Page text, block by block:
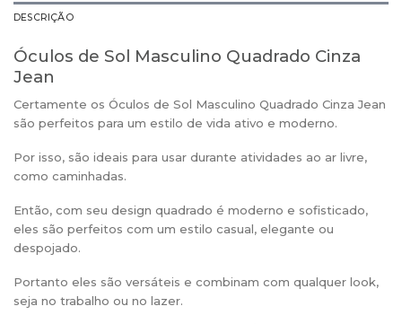
DESCRIÇÃO
Óculos de Sol Masculino Quadrado Cinza
Jean
Certamente os Óculos de Sol Masculino Quadrado Cinza Jean
são perfeitos para um estilo de vida ativo e moderno.
Por isso, são ideais para usar durante atividades ao ar livre,
como caminhadas.
Então, com seu design quadrado é moderno e sofisticado,
eles são perfeitos com um estilo casual, elegante ou
despojado.
Portanto eles são versáteis e combinam com qualquer look,
seja no trabalho ou no lazer.